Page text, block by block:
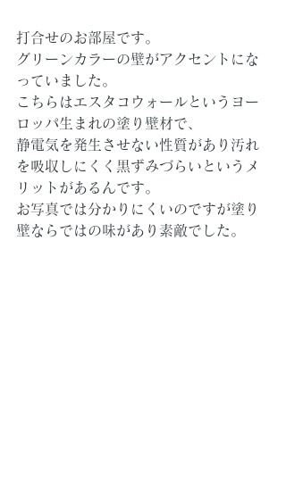
打合せのお部屋です。
グリーンカラーの壁がアクセントにな
っていました。
こちらはエスタコウォールというヨー
ロッパ生まれの塗り壁材で、
静電気を発生させない性質があり汚れ
を吸収しにくく黒ずみづらいというメ
リットがあるんです。
お写真では分かりにくいのですが塗り
壁ならではの味があり素敵でした。